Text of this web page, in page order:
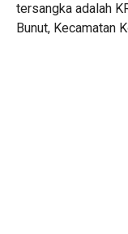
tersangka adalah
Bunut, Kecamatan